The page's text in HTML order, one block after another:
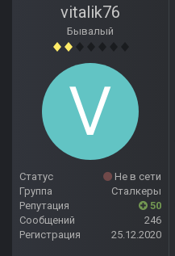
vitalik76
Бывалый
Статус
Не в сети
Группа
Сталкеры
Репутация
50
Сообщений
246
Регистрация
25.12.2020